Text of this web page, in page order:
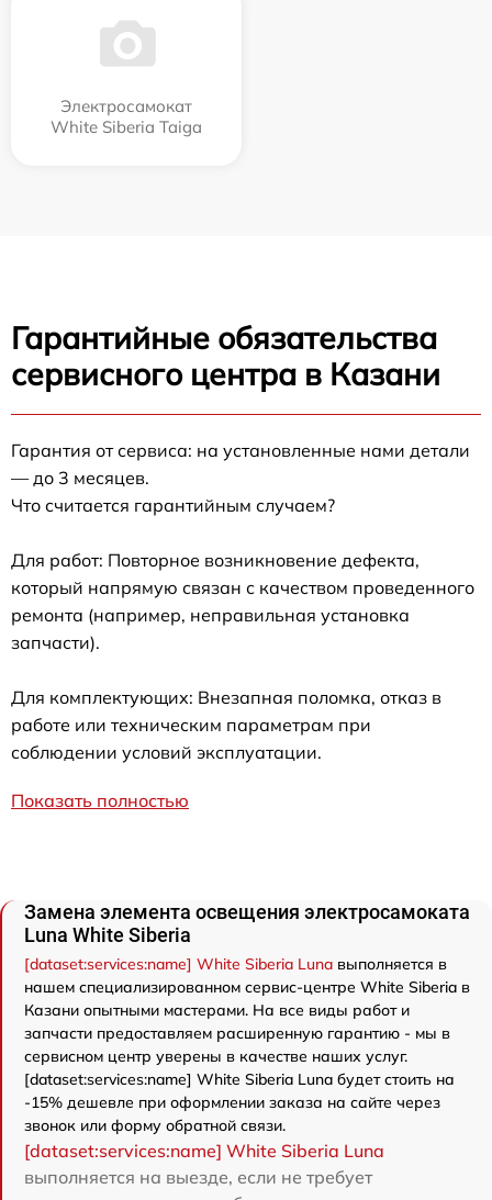
Электросамокат
White Siberia Taiga
Гарантийные обязательства
сервисного центра в Казани
Гарантия от сервиса: на установленные нами детали
— до 3 месяцев.
Что считается гарантийным случаем?
Для работ: Повторное возникновение дефекта,
который напрямую связан с качеством проведенного
ремонта (например, неправильная установка
запчасти).
Для комплектующих: Внезапная поломка, отказ в
работе или техническим параметрам при
соблюдении условий эксплуатации.
Показать полностью
Замена элемента освещения электросамоката
Luna White Siberia
[dataset:services:name] White Siberia Luna выполняется в
нашем специализированном сервис-центре White Siberia в
Казани опытными мастерами. На все виды работ и
запчасти предоставляем расширенную гарантию - мы в
сервисном центр уверены в качестве наших услуг.
[dataset:services:name] White Siberia Luna будет стоить на
-15% дешевле при оформлении заказа на сайте через
звонок или форму обратной связи.
[dataset:services:name] White Siberia Luna
выполняется на выезде, если не требует